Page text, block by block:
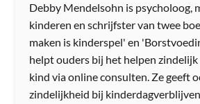
Debby Mendelsohn is psycholoog,
kinderen en schrijfster van twee
maken is kinderspel' en
helpt ouders bij het helpen
kind via online consulten. Ze geeft
zindelijkheid bij